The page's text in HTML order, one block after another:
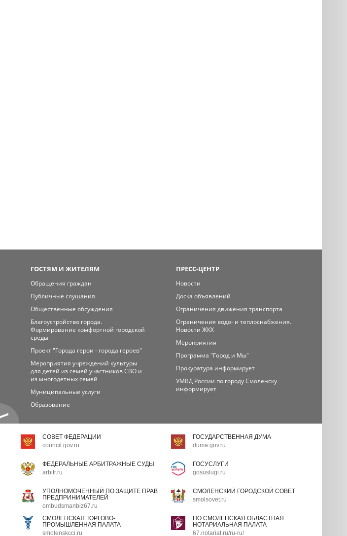
ГОСТЯМ И ЖИТЕЛЯМ
Обращения граждан
Публичные слушания
Общественные обсуждения
Благоустройство города.
Формирование комфортной городской
среды
Проект "Города герои - города героев"
Мероприятия учреждений культуры
для детей из семей участников СВО и
из многодетных семей
Муниципальные услуги
Образование
ПРЕСС-ЦЕНТР
Новости
Доска объявлений
Ограничения движения транспорта
Ограничения водо- и теплоснабжения.
Новости ЖКХ
Мероприятия
Программа "Город и Мы"
Прокуратура информирует
УМВД России по городу Смоленску
информирует
СОВЕТ ФЕДЕРАЦИИ
council.gov.ru
ГОСУДАРСТВЕННАЯ ДУМА
duma.gov.ru
ФЕДЕРАЛЬНЫЕ АРБИТРАЖНЫЕ СУДЫ
arbitr.ru
ГОСУСЛУГИ
gosuslugi.ru
УПОЛНОМОЧЕННЫЙ ПО ЗАЩИТЕ ПРАВ
ПРЕДПРИНИМАТЕЛЕЙ
ombudsmanbiz67.ru
СМОЛЕНСКИЙ ГОРОДСКОЙ СОВЕТ
smolsovet.ru
СМОЛЕНСКАЯ ТОРГОВО-
ПРОМЫШЛЕННАЯ ПАЛАТА
smolenskcci.ru
НО СМОЛЕНСКАЯ ОБЛАСТНАЯ
НОТАРИАЛЬНАЯ ПАЛАТА
67.notariat.ru/ru-ru/